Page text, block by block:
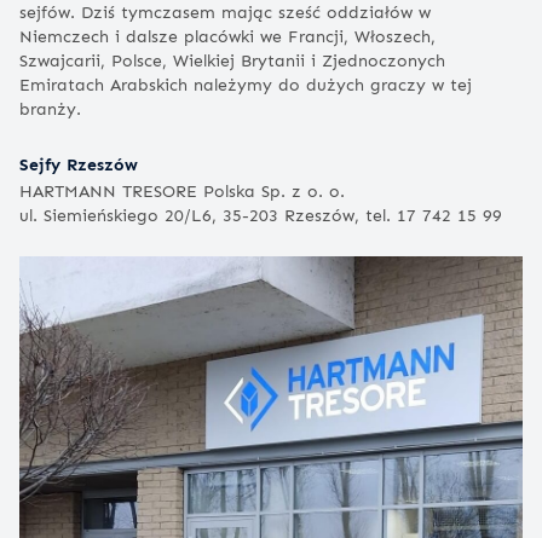
sejfów. Dziś tymczasem mając sześć oddziałów w
Niemczech i dalsze placówki we Francji, Włoszech,
Szwajcarii, Polsce, Wielkiej Brytanii i Zjednoczonych
Emiratach Arabskich należymy do dużych graczy w tej
branży.
Sejfy Rzeszów
HARTMANN TRESORE Polska Sp. z o. o.
ul. Siemieńskiego 20/L6, 35-203 Rzeszów, tel. 17 742 15 99